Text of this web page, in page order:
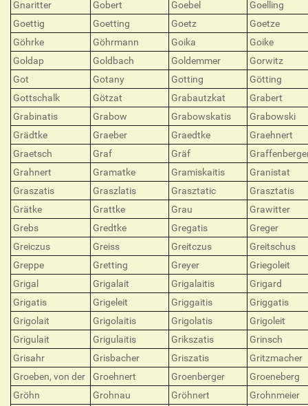
Gnaritter
Gobert Goebel
Goelling
Goettig
Goetting Goetz
Goetze
Göhrke
Göhrmann Goika
Goike
Goldap
Goldbach Goldemmer
Gorwitz
Got
Gotany Gotting
Götting
Gottschalk
Götzat Grabautzkat
Grabert
Grabinatis
Grabow Grabowskatis
Grabowski
Grädtke
Graeber Graedtke
Graehnert
Graetsch
Graf Gräf
Grahnert
Gramatke Gramiskaitis
Granistat
Graszatis
Graszlatis Grasztatic
Grasztatis
Grätke
Grattke Grau
Grawitter
Grebs
Gredtke Gregatis
Greger
Greiczus
Greiss Greitczus
Greitschus
Greppe
Gretting Greyer
Griegoleit
Grigal
Grigalait Grigalaitis
Grigard
Grigatis
Grigeleit Griggaitis
Griggatis
Grigolait
Grigolaitis Grigolatis
Grigoleit
Grigulait
Grigulaitis Grikszatis
Grinsch
Grisahr
Grisbacher Griszatis
Gritzmacher
Groeben, von der
Groehnert Groenberger
Groeneberg
Gröhn
Grohnau Gröhnert
Grohnmeier